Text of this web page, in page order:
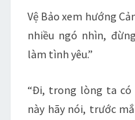
Vệ Bảo xem hướng
nhiều ngó nhìn,
làm tình yêu.”
“Đi, trong lòng ta có
này hãy nói, trước